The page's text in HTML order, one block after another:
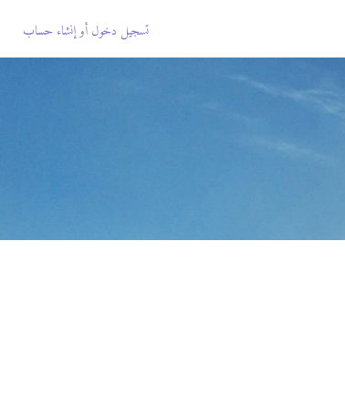
تسجيل دخول أوإنشاء حساب